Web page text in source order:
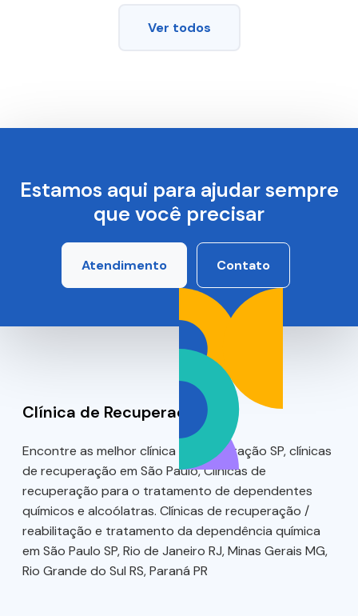
Ver todos
Estamos aqui para ajudar sempre
que você precisar
Atendimento Contato
Clínica de Recuperação SP
Encontre as melhor clínica de reabilitação SP, clínicas
de recuperação em São Paulo, Clínicas de
recuperação para o tratamento de dependentes
químicos e alcoólatras. Clínicas de recuperação /
reabilitação e tratamento da dependência química
em São Paulo SP, Rio de Janeiro RJ, Minas Gerais MG,
Rio Grande do Sul RS, Paraná PR